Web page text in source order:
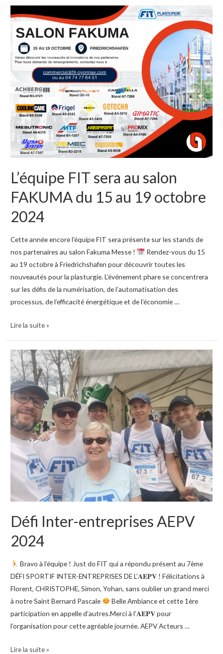
sera
au
salon
GLOBAL
INDUSTRIE
au
14
mars
2025
L’équipe FIT sera au salon
FAKUMA du 15 au 19 octobre
2024
Cette année encore l’équipe FIT sera présente sur les stands de
nos partenaires au salon Fakuma Messe !
Rendez-vous du 15
au 19 octobre à Friedrichshafen pour découvrir toutes les
nouveautés pour la plasturgie. L’événement phare se concentrera
sur les défis de la numérisation, de l’automatisation des
processus, de l’efficacité énergétique et de l’économie …
L’équipe
sera
au
salon
FAKUMA
du
15
au
19
octobre
2024
Lire la suite »
Défi Inter-entreprises AEPV
2024
Bravo à l’équipe ! Just do FIT qui a répondu présent au 7ème
DÉFI SPORTIF INTER-ENTREPRISES DE L’𝐀𝐄𝐏𝐕 ! Félicitations à
Florent, CHRISTOPHE, Simon, Yohan, sans oublier un grand merci
à notre Saint Bernard Pascale
Belle Ambiance et cette 1ère
participation en appelle d’autres.Merci à l’𝐀𝐄𝐏𝐕 pour
l’organisation pour cette agréable journée. AEPV Acteurs …
Défi
Lire la suite »